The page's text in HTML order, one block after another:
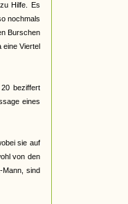
Hilfe. Es
nochmals
Burschen
eine Viertel
beziffert
eines
sie auf
von den
Mann, sind